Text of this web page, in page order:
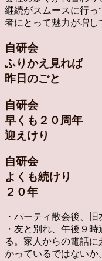
継続がスムースに行
者にとって魅力が増し
自研会
ふりかえ見れば
昨日のごと
自研会
早くも２０周年
迎えけり
自研会
よくも続けり
２０年
・パーティ散会後、
・友と別れ、午後９
る。家人からの電話
かっているではない